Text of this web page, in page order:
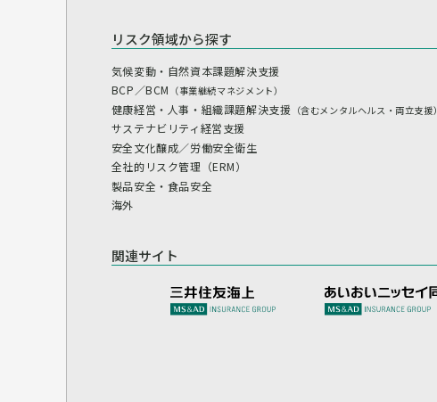
リスク領域から探す
気候変動・自然資本課題解決支援
BCP／BCM （事業継続マネジメント）
健康経営・人事・組織課題解決支援 （含むメンタルヘルス・両立支援）
サステナビリティ経営支援
安全文化醸成／労働安全衛生
全社的リスク管理（ERM）
製品安全・食品安全
海外
関連サイト